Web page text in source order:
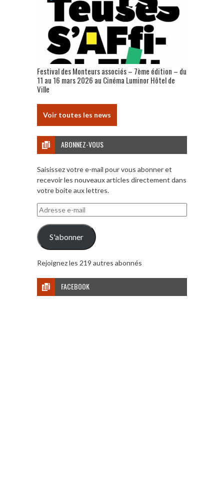
Festival des Monteurs associés – 7ème édition – du
11 au 16 mars 2026 au Cinéma Luminor Hôtel de
Ville
Voir toutes les news
ABONNEZ-VOUS
Saisissez votre e-mail pour vous abonner et
recevoir les nouveaux articles directement dans
votre boite aux lettres.
Adresse
e-
mail
S'abonner
Rejoignez les 219 autres abonnés
FACEBOOK